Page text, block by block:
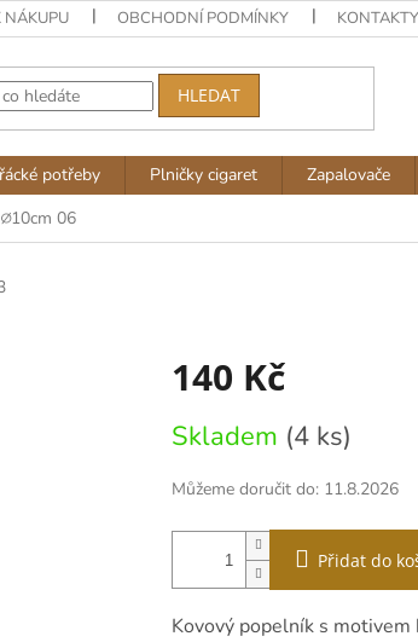
NÁKUPU OBCHODNÍ PODMÍNKY KONTAKTY
HLEDAT
potřeby Plničky cigaret Zapalovače
06
140 Kč
cena:
Skladem (4 ks)
Můžeme doručit do: 11.8.2026
Přidat do
Kovový popelník s